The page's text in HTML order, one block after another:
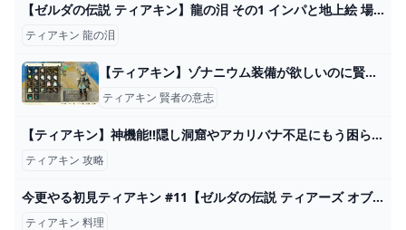
【ゼルダの伝説 ティアキン】龍の泪 その1 インパと地上絵 場所 行き方 攻略【ティアーズオブザキングダム】 - YouTube
ティアキン 龍の泪
【ティアキン】ゾナニウム装備が欲しいのに賢者の意志ばかり出てくる…ｗ｜ぽちぽちゲーム速報
ティアキン 賢者の意志
【ティアキン】神機能!!隠し洞窟やアカリバナ不足にもう困らない！【ティアーズオブザキングダム 攻略】 - YouTube
ティアキン 攻略
今更やる初見ティアキン #11【ゼルダの伝説 ティアーズ オブ ザ キングダム】 - YouTube
ティアキン 料理